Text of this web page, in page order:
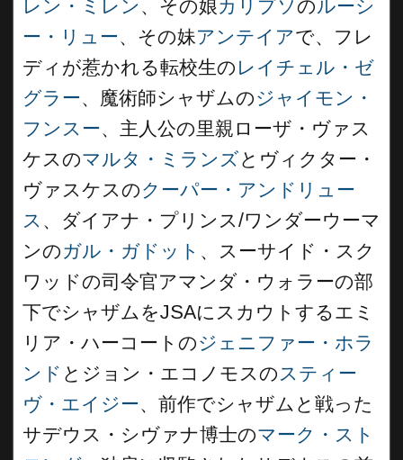
レン・ミレン 、その娘カリプソのルーシ
ー・リュー、その妹アンテイアで、フレ
ディが惹かれる転校生の レイチェル・ゼ
グラー、魔術師シャザムのジャイモン・
フンスー、主人公の里親ローザ・ヴァス
ケスのマルタ・ミランズとヴィクター・
ヴァスケスのクーパー・アンドリュー
ス 、ダイアナ・プリンス/ワンダーウーマ
ンのガル・ガドット 、スーサイド・スク
ワッドの司令官アマンダ・ウォラーの部
下でシャザムをJSAにスカウトするエミ
リア・ハーコートのジェニファー・ホラ
ンド とジョン・エコノモスのスティー
ヴ・エイジー、前作でシャザムと戦った
サデウス・シヴァナ博士のマーク・スト